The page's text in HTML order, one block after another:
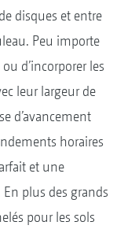
disques et entre
Peu importe
d’incorporer les
leur largeur de
d’avancement
horaires
et une
plus des grands
pour les sols